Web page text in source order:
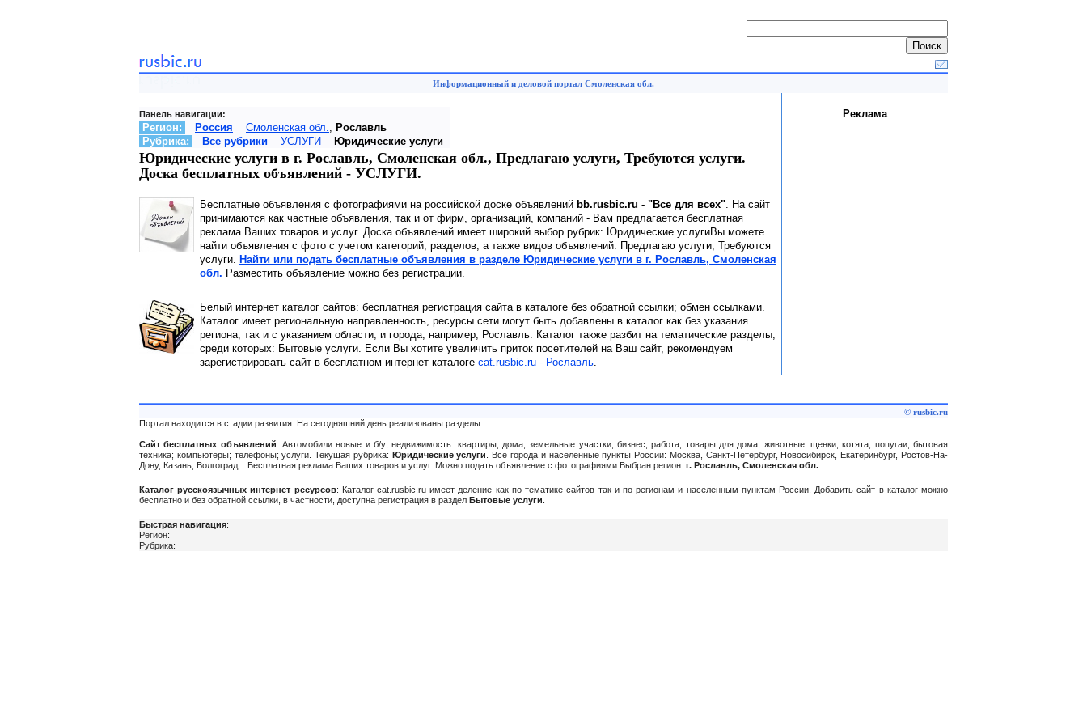
Информационный и деловой портал Смоленская обл.
Панель навигации:
Регион: Россия Смоленская обл., Рославль
Рубрика:
Все рубрики УСЛУГИ Юридические услуги
Юридические услуги в г. Рославль, Смоленская обл., Предлагаю услуги, Требуются услуги.
Доска бесплатных объявлений - УСЛУГИ.
Бесплатные объявления с фотографиями на российской доске объявлений bb.rusbic.ru - "Все для всех". На сайт
принимаются как частные объявления, так и от фирм, организаций, компаний - Вам предлагается бесплатная
реклама Ваших товаров и услуг. Доска объявлений имеет широкий выбор рубрик: Юридические услугиВы можете
найти объявления с фото с учетом категорий, разделов, а также видов объявлений: Предлагаю услуги, Требуются
услуги. Найти или подать бесплатные объявления в разделе Юридические услуги в г. Рославль, Смоленская
обл. Разместить объявление можно без регистрации.
Белый интернет каталог сайтов: бесплатная регистрация сайта в каталоге без обратной ссылки; обмен ссылками.
Каталог имеет региональную направленность, ресурсы сети могут быть добавлены в каталог как без указания
региона, так и с указанием области, и города, например, Рославль. Каталог также разбит на тематические разделы,
среди которых: Бытовые услуги. Если Вы хотите увеличить приток посетителей на Ваш сайт, рекомендуем
зарегистрировать сайт в бесплатном интернет каталоге cat.rusbic.ru - Рославль.
Реклама
© rusbic.ru
Портал находится в стадии развития. На сегодняшний день реализованы разделы:
Сайт бесплатных объявлений: Автомобили новые и б/у; недвижимость: квартиры, дома, земельные участки; бизнес; работа; товары для дома; животные: щенки, котята, попугаи; бытовая
техника; компьютеры; телефоны; услуги. Текущая рубрика: Юридические услуги
. Все города и населенные пункты России: Москва, Санкт-Петербург, Новосибирск, Екатеринбург, Ростов-На-
Дону, Казань, Волгоград... Бесплатная реклама Ваших товаров и услуг. Можно подать объявление c фотографиями.Выбран регион: г. Рославль, Смоленская обл.
Каталог русскоязычных интернет ресурсов: Каталог cat.rusbic.ru имеет деление как по тематике сайтов так и по регионам и населенным пунктам России. Добавить сайт в каталог можно
бесплатно и без обратной ссылки, в частности, доступна регистрация в раздел Бытовые услуги
Быстрая навигация:
Регион:
Рубрика: